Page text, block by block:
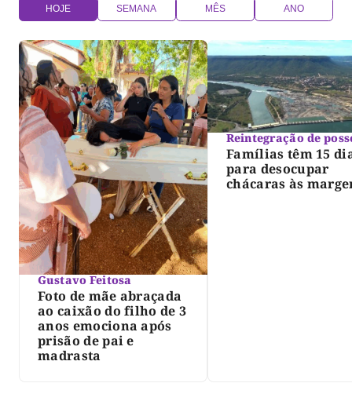
HOJE SEMANA MÊS ANO
Gustavo Feitosa
Foto de mãe abraçada
ao caixão do filho de 3
anos emociona após
prisão de pai e
madrasta
Reintegração de
Famílias têm 15
para desocupar
chácaras às